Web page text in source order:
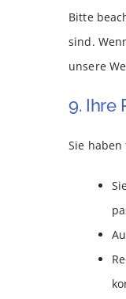
Bitte
sind.
unsere
9. Ihre
Sie